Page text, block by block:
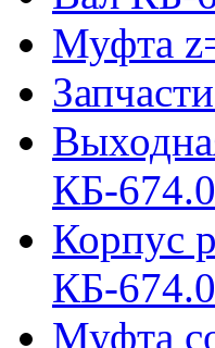
Муфта
КБ-
Корпус
КБ-
Муфта